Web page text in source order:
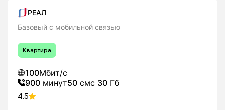
РЕАЛ
Базовый с мобильной связью
Квартира
100Мбит/с
900 минут50 смс 30 Гб
4.5